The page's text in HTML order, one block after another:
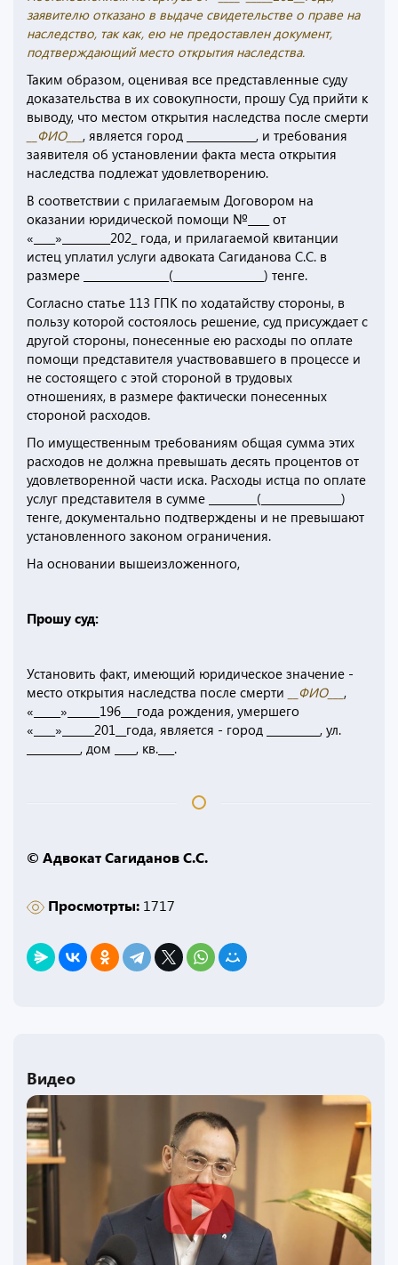
заявителю отказано в выдаче свидетельстве о праве на
наследство, так как, ею не предоставлен документ,
подтверждающий место открытия наследства.
Таким образом, оценивая все представленные суду
доказательства в их совокупности, прошу Суд прийти к
выводу, что местом открытия наследства после смерти
__ФИО___ , является город _____________, и требования
заявителя об установлении факта места открытия
наследства подлежат удовлетворению.
В соответствии с прилагаемым Договором на
оказании юридической помощи №____ от
«____»_________202_ года, и прилагаемой квитанции
истец уплатил услуги адвоката Сагиданова С.С. в
размере ________________(_________________) тенге.
Согласно статье 113 ГПК по ходатайству стороны, в
пользу которой состоялось решение, суд присуждает с
другой стороны, понесенные ею расходы по оплате
помощи представителя участвовавшего в процессе и
не состоящего с этой стороной в трудовых
отношениях, в размере фактически понесенных
стороной расходов.
По имущественным требованиям общая сумма этих
расходов не должна превышать десять процентов от
удовлетворенной части иска. Расходы истца по оплате
услуг представителя в сумме _________(_______________)
тенге, документально подтверждены и не превышают
установленного законом ограничения.
На основании вышеизложенного,
Прошу суд:
Установить факт, имеющий юридическое значение -
место открытия наследства после смерти
__ФИО___ ,
«_____»______196___года рождения, умершего
«____»______201__года, является - город __________, ул.
__________, дом ____, кв.___.
© Адвокат Сагиданов С.С.
Просмотрты: 1717
Видео